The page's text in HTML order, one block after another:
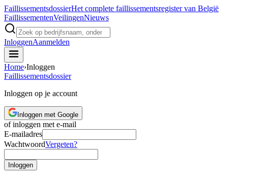
FaillissementsdossierHet complete faillissementsregister van België
FaillissementenVeilingenNieuws
InloggenAanmelden
Home›Inloggen
Faillissementsdossier
Inloggen op je account
Inloggen met Google
of inloggen met e-mail
E-mailadres
WachtwoordVergeten?
Inloggen